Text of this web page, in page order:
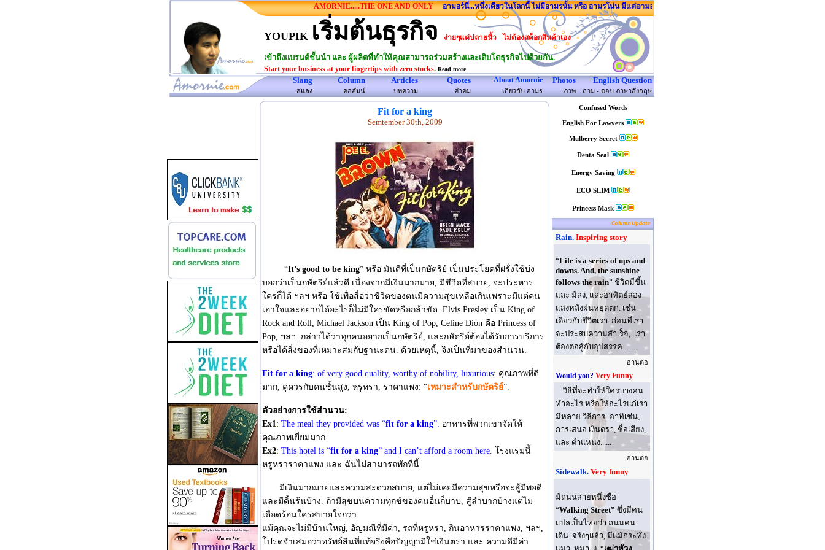
AMORNIE.....THE ONE AND ONLY อามอร์นี่...หนึ่งเดียวในโลกนี้ ไม่มีอามรนั้น หรือ อามรโน่น มีแต่อามอร์นี่
YOUPIK เริ่มต้นธุรกิจ ง่ายๆแค่ปลายนิ้ว ไม่ต้องสต็อกสินค้าเอง
เข้าถึงแบรนด์ชั้นนำ และ ผู้ผลิตที่ทำให้คุณสามารถร่วมสร้างและเติบโตธุรกิจไปด้วยกัน.
Start your business at your fingertips with zero stocks. Read more.
www.amornie.com>
Slang Column Articles Quotes About Amornie Photos English Question
สแลง คอลัมน์ บทความ คําคม เกี่ยวกับ อามร ภาพ ถาม - ตอบ ภาษาอังกฤษ
Fit for a king
Semtember 30th, 2009
“It’s good to be king” หรือ มันดีที่เป็นกษัตริย์ เป็นประโยคที่ฝรั่งใช้บ่ง
บอกว่าเป็นกษัตริย์แล้วดี เนื่องจากมีเงินมากมาย, มีชีวิตที่สบาย, จะประหาร
ใครก็ได้ ฯลฯ หรือ ใช้เพื่อสื่อว่าชีวิตของตนมีความสุขเหลือเกินเพราะมีแต่คน
เอาใจและอยากได้อะไรก็ไม่มีใครขัดหรือกล้าขัด. Elvis Presley เป็น King of
Rock and Roll, Michael Jackson เป็น King of Pop, Celine Dion คือ Princess of
Pop, ฯลฯ. กล่าวได้ว่าทุกคนอยากเป็นกษัตริย์, และกษัตริย์ต้องได้รับการบริการ
หรือได้สิ่งของที่เหมาะสมกับฐานะตน. ด้วยเหตุนี้, จึงเป็นที่มาของสำนวน:
Fit for a king: of very good quality, worthy of nobility, luxurious: คุณภาพที่ดี
มาก, คู่ควรกับคนชั้นสูง, หรูหรา, ราคาแพง: “เหมาะสำหรับกษัตริย”.
ตัวอย่างการใช้สำนวน:
Ex1: The meal they provided was “fit for a king”. อาหารที่พวกเขาจัดให้
คุณภาพเยี่ยมมาก.
Ex2: This hotel is “fit for a king” and I can’t afford a room here. โรงแรมนี้
หรูหราราคาแพง และ ฉันไม่สามารถพักที่นี้.
มีเงินมากมายและความสะดวกสบาย, แต่ไม่เคยมีความสุขหรือจะสู้มีพอดี
และมีดิ้นร้นบ้าง. ถ้ามีสุขบนความทุกข์ของคนอื่นก็บาป, สู้ลำบากบ้างแต่ไม่
เดือดร้อนใครสบายใจกว่า.
แม้คุณจะไม่มีบ้านใหญ่, อัญมณีที่มีค่า, รถที่หรูหรา, กินอาหารราคาแพง, ฯลฯ,
โปรดจำเสมอว่าทรัพย์สินที่แท้จริงคือปัญญามิใช่เงินตรา และ ความดีมีค่า
Confused Words
English For Lawyers
Mulberry Secret
Denta Seal
Energy Saving
ECO SLIM
Princess Mask
Rain. Inspiring story
“Life is a series of ups and
downs. And, the sunshine
follows the rain” ชีวิตมีขึ้น
และ มีลง, และอาทิตย์ส่อง
แสงหลังฝนหยุดตก. เช่น
เดียวกับชีวิตเรา. ก่อนที่เรา
จะประสบความสำเร็จ, เรา
ต้องต่อสู้กับอุปสรรค........
อ่านต่อ
Would you? Very Funny
วิธีที่จะทําให้ใครบางคน
ทําอะไร หรือให้อะไรแก่เรา
มีหลาย วิธีการ: อาทิเช่น;
การเสนอ เงินตรา, ชื่อเสียง,
และ ตําแหน่ง......
อ่านต่อ
Sidewalk. Very funny
มีถนนสายหนึ่งชื่อ
“Walking Street” ซึ่งมีคน
แปลเป็นไทยว่า ถนนคน
เดิน. จริงๆแล้ว, มีแม้กระทั่ง